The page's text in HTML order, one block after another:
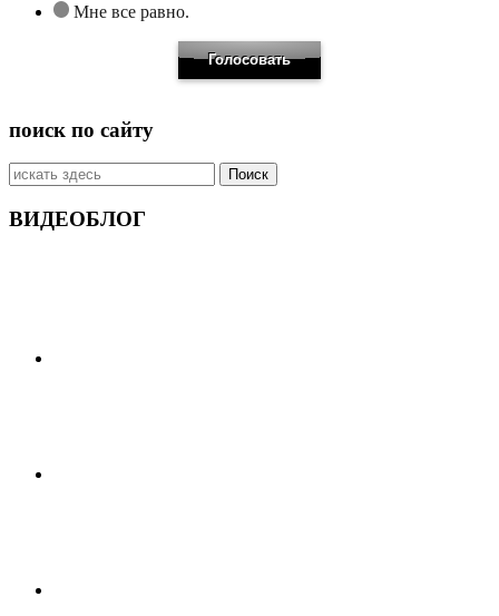
Мне все равно.
поиск по сайту
Искать:
ВИДЕОБЛОГ